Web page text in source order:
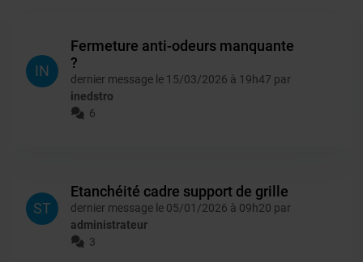
IN
Fermeture anti-odeurs manquante
?
dernier message le 15/03/2026 à 19h47 par
inedstro
6
ST
Etanchéité cadre support de grille
dernier message le 05/01/2026 à 09h20 par
administrateur
3